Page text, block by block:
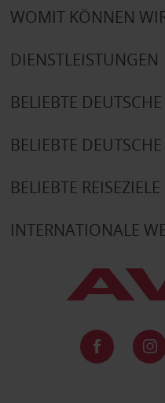
WOMIT KÖNNEN
DIENSTLEISTUNGEN
BELIEBTE
BELIEBTE
BELIEBTE REISEZIELE
INTERNATIONALE